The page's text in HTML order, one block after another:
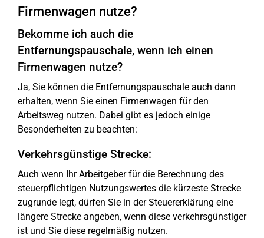
Firmenwagen nutze?
Bekomme ich auch die
Entfernungspauschale, wenn ich einen
Firmenwagen nutze?
Ja, Sie können die Entfernungspauschale auch dann
erhalten, wenn Sie einen Firmenwagen für den
Arbeitsweg nutzen. Dabei gibt es jedoch einige
Besonderheiten zu beachten:
Verkehrsgünstige Strecke:
Auch wenn Ihr Arbeitgeber für die Berechnung des
steuerpflichtigen Nutzungswertes die kürzeste Strecke
zugrunde legt, dürfen Sie in der Steuererklärung eine
längere Strecke angeben, wenn diese verkehrsgünstiger
ist und Sie diese regelmäßig nutzen.